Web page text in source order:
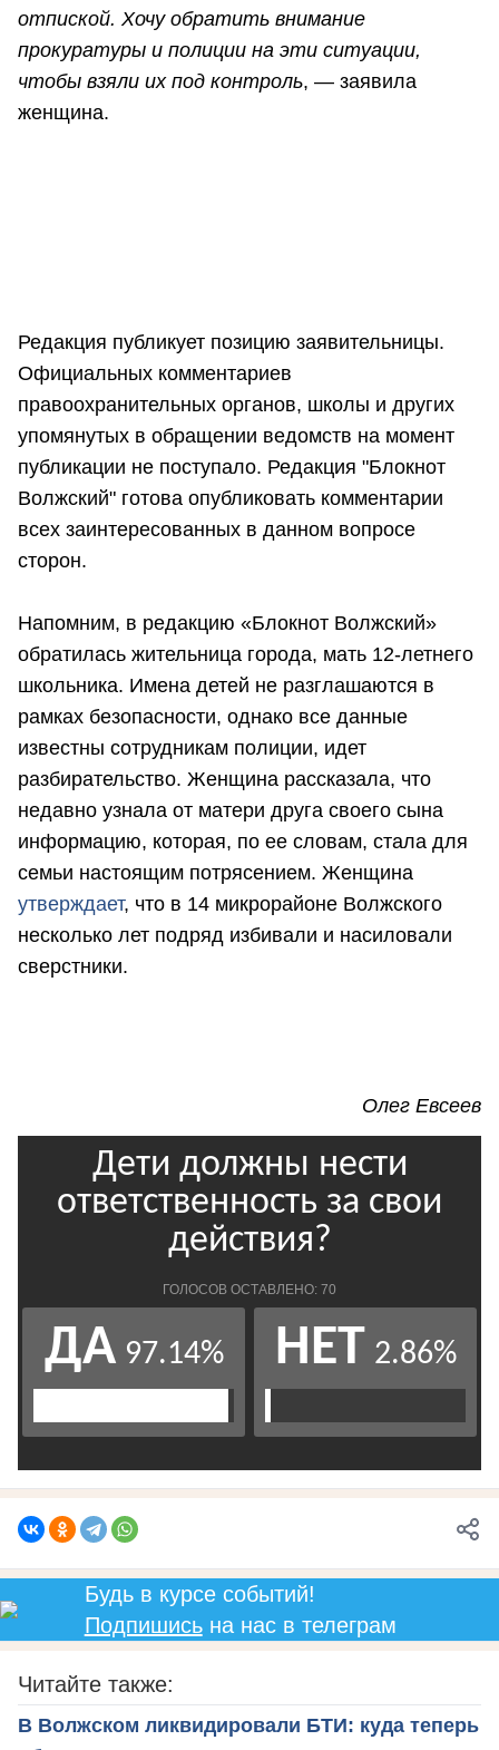
отпиской. Хочу обратить внимание
прокуратуры и полиции на эти ситуации,
чтобы взяли их под контроль, — заявила
женщина.
Редакция публикует позицию заявительницы.
Официальных комментариев
правоохранительных органов, школы и других
упомянутых в обращении ведомств на момент
публикации не поступало. Редакция "Блокнот
Волжский" готова опубликовать комментарии
всех заинтересованных в данном вопросе
сторон.
Напомним, в редакцию «Блокнот Волжский»
обратилась жительница города, мать 12-летнего
школьника. Имена детей не разглашаются в
рамках безопасности, однако все данные
известны сотрудникам полиции, идет
разбирательство. Женщина рассказала, что
недавно узнала от матери друга своего сына
информацию, которая, по ее словам, стала для
семьи настоящим потрясением. Женщина
утверждает, что в 14 микрорайоне Волжского
несколько лет подряд избивали и насиловали
сверстники.
Олег Евсеев
Будь в курсе событий!
Подпишисьна нас в телеграм
Читайте также:
В Волжском ликвидировали БТИ: куда теперь